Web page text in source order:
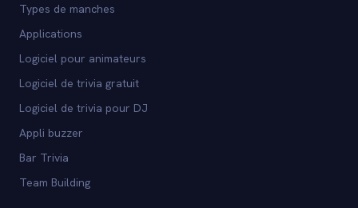
Types de manches
Applications
Logiciel pour animateurs
Logiciel de trivia gratuit
Logiciel de trivia pour DJ
Appli buzzer
Bar Trivia
Team Building